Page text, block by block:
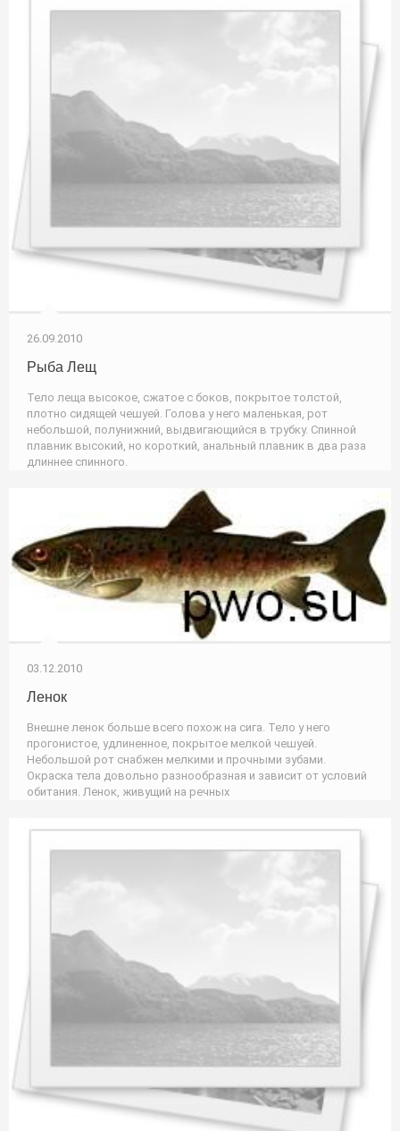
26.09.2010
Рыба Лещ
Тело леща высокое, сжатое с боков, покрытое толстой,
плотно сидящей чешуей. Голова у него маленькая, рот
небольшой, полунижний, выдвигающийся в трубку. Спинной
плавник высокий, но короткий, анальный плавник в два раза
длиннее спинного.
03.12.2010
Ленок
Внешне ленок больше всего похож на сига. Тело у него
прогонистое, удлиненное, покрытое мелкой чешуей.
Небольшой рот снабжен мелкими и прочными зубами.
Окраска тела довольно разнообразная и зависит от условий
обитания. Ленок, живущий на речных